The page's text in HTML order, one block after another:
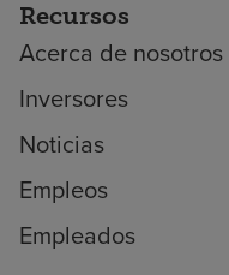
Recursos
Acerca de nosotros
Inversores
Noticias
Empleos
Empleados